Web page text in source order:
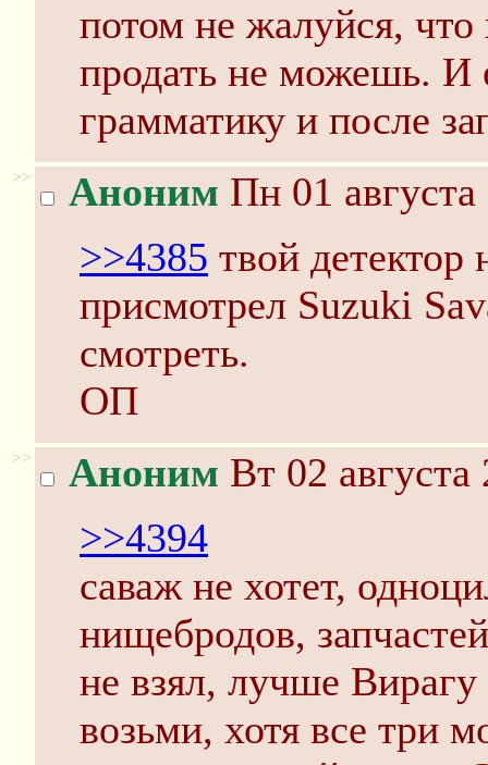
потом не жалуйся,
продать не можешь. И
грамматику и после
>> Аноним Пн 01
>>4385 твой детектор
присмотрел Suzuki
смотреть.
ОП
>> Аноним Вт 02
>>4394
саваж не хотет,
нищебродов,
не взял, лучше
возьми, хотя все